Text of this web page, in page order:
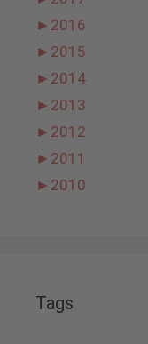
► 2016
► 2015
► 2014
► 2013
► 2012
► 2011
► 2010
Tags